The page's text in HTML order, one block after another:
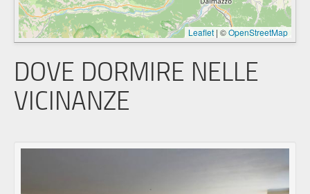
Leaflet | ©OpenStreetMap
DOVE DORMIRE NELLE
VICINANZE